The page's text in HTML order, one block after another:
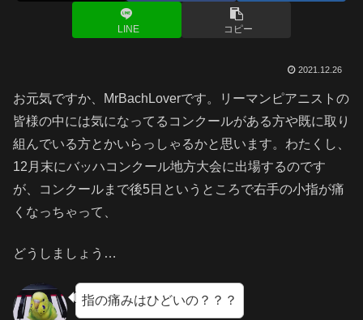
LINE コピー
2021.12.26
お元気ですか、MrBachLoverです。リーマンピアニストの
皆様の中には気になってるコンクールがある方や既に取り
組んでいる方とかいらっしゃるかと思います。わたくし、
12月末にバッハコンクール地方大会に出場するのです
が、コンクールまで後5日というところで右手の小指が痛
くなっちゃって、
どうしましょう…
指の痛みはひどいの？？？